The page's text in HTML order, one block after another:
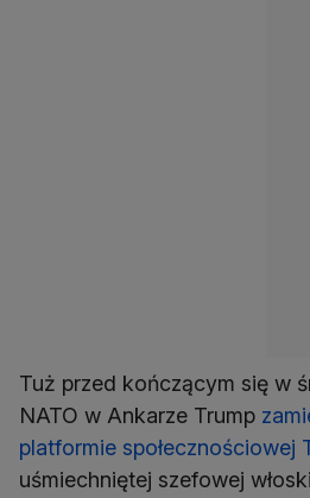
Tuż przed kończącym się w
NATO w Ankarze Trump
platformie społecznościowej
uśmiechniętej szefowej